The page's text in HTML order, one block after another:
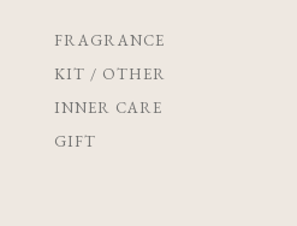
FRAGRANCE
KIT / OTHER
INNER CARE
GIFT